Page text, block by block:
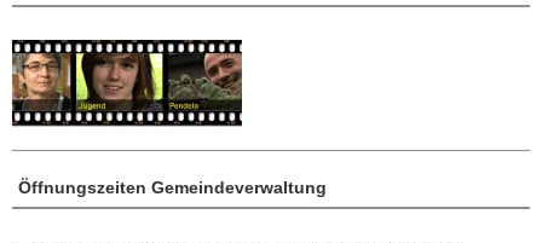
Öffnungszeiten Gemeindeverwaltung